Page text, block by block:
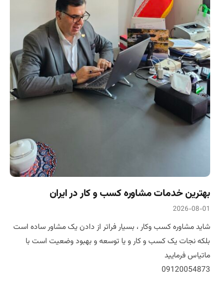
بهترین خدمات مشاوره کسب و کار در ایران
2026-08-01
شاید مشاوره کسب و‌کار ، بسیار فراتر از دادن یک مشاور ساده است
بلکه نجات یک کسب و کار و یا توسعه و بهبود وضعیت است با
ماتیاس فرمایید
09120054873